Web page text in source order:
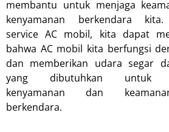
membantu untuk menjaga
kenyamanan berkendara
service AC mobil, kita dapat
bahwa AC mobil kita berfungsi
dan memberikan udara segar
yang dibutuhkan untuk
kenyamanan dan
berkendara.